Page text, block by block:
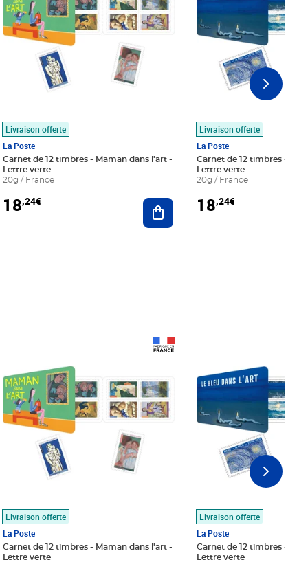
au panier
Livraison offerte
La Poste
Carnet de 12 timbres - Maman dans l'art -
Lettre verte
20g / France
18,24€ Ajouter au panier
Livraison offerte
La Poste
Carnet de 12 timbres - Le
Lettre verte
20g / France
18,24€
Livraison offerte
La Poste
Carnet de 12 timbres - Maman dans l'art -
Lettre verte
Livraison offerte
La Poste
Carnet de 12 timbres - Le
Lettre verte